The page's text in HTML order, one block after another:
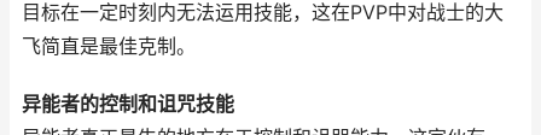
目标在一定时刻内无法运用技能，这在PVP中对战士的大
飞简直是最佳克制。
异能者的控制和诅咒技能